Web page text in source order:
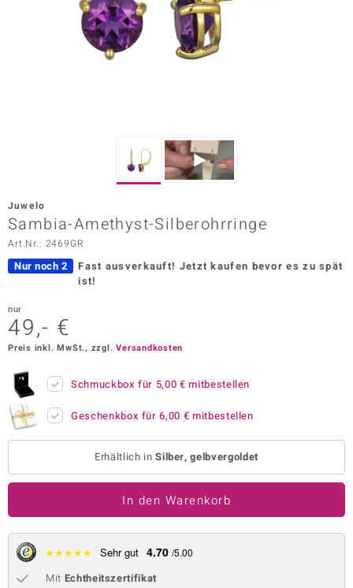
Vogue
Collection
Juwelo
Sambia-Amethyst-Silberohrringe
Art.Nr.: 2469GR
Nur noch 2 Fast ausverkauft! Jetzt kaufen bevor es zu spät
ist!
nur
49,- €
Preis inkl. MwSt., zzgl.Versandkosten
Schmuckbox für 5,00 € mitbestellen
Geschenkbox für6,00 € mitbestellen
Erhältlich inSilber, gelbvergoldet
In den Warenkorb
★★★★★ Sehr gut 4.70 /5.00
Mit Echtheitszertifikat